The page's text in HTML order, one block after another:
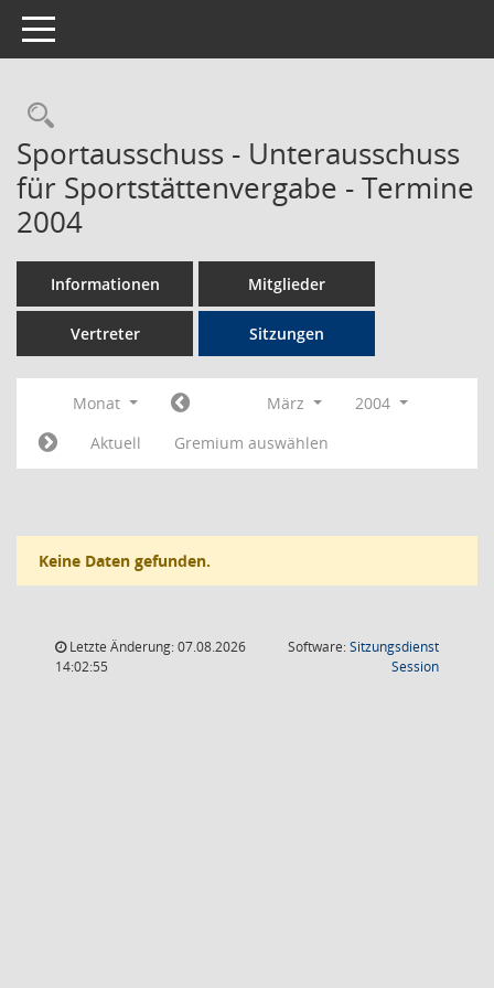
Toggle navigation
Rechercheauswahl
Sportausschuss - Unterausschuss
für Sportstättenvergabe - Termine
2004
Informationen Mitglieder
Vertreter Sitzungen
Monat März
2004
Aktuell
Gremium auswählen
Keine Daten gefunden.
Letzte Änderung: 07.08.2026
14:02:55
Software:Sitzungsdienst
Session(Wird in